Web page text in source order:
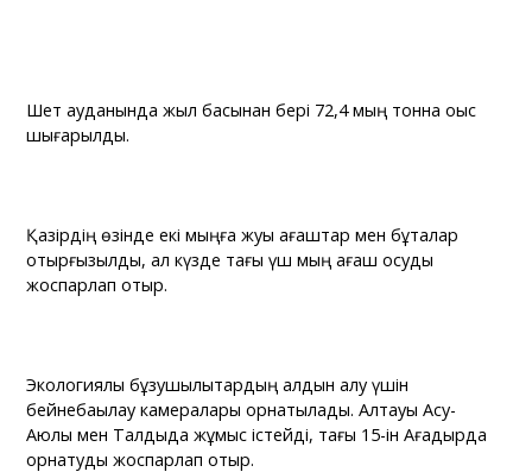
Шет ауданында жыл басынан бері 72,4 мың тонна қоқыс
шығарылды.
Қазірдің өзінде екі мыңға жуық ағаштар мен бұталар
отырғызылды, ал күзде тағы үш мың ағаш қосуды
жоспарлап отыр.
Экологиялық бұзушылықтардың алдын алу үшін
бейнебақылау камералары орнатылады. Алтауы Ақсу-
Аюлы мен Талдыда жұмыс істейді, тағы 15-ін Ағадырда
орнатуды жоспарлап отыр.